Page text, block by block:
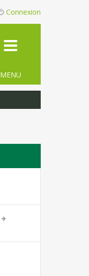
Connexion
MENU